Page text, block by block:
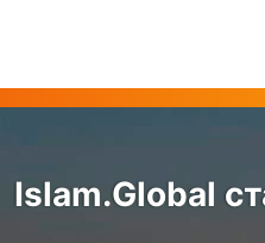
Islam.Global